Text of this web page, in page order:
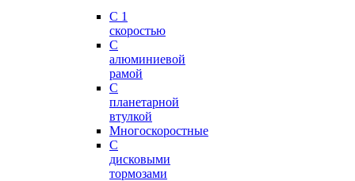
С 1
скоростью
С
алюминиевой
рамой
С
планетарной
втулкой
Многоскоростные
С
дисковыми
тормозами